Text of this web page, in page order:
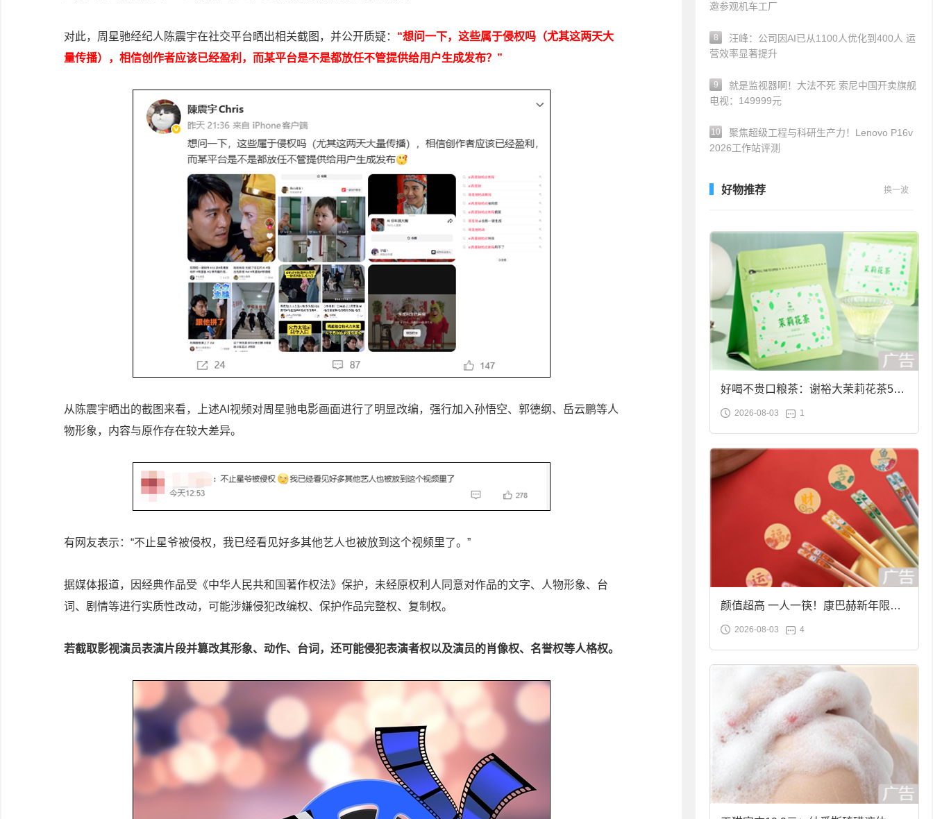
对此，周星驰经纪人陈震宇在社交平台晒出相关截图，并公开质疑： “想问一下，这些属于侵权吗（尤其这两天大
量传播），相信创作者应该已经盈利，而某平台是不是都放任不管提供给用户生成发布？”
从陈震宇晒出的截图来看，上述AI视频对周星驰电影画面进行了明显改编，强行加入孙悟空、郭德纲、岳云鹏等人
物形象，内容与原作存在较大差异。
有网友表示：“不止星爷被侵权，我已经看见好多其他艺人也被放到这个视频里了。”
据媒体报道，因经典作品受《中华人民共和国著作权法》保护，未经原权利人同意对作品的文字、人物形象、台
词、剧情等进行实质性改动，可能涉嫌侵犯改编权、保护作品完整权、复制权。
若截取影视演员表演片段并篡改其形象、动作、台词，还可能侵犯表演者权以及演员的肖像权、名誉权等人格权。
邀参观机车工厂
8
汪峰：公司因AI已从1100人优化到400人 运
营效率显著提升
9
就是监视器啊！大法不死 索尼中国开卖旗舰
电视：149999元
10
聚焦超级工程与科研生产力！Lenovo P16v
2026工作站评测
好物推荐 换一波
好喝不贵口粮茶：谢裕大茉莉花茶50g
袋装9.9元到手
2026-08-03 1
颜值超高 一人一筷！康巴赫新年限定
合金筷子大促：19.9元
2026-08-03 4